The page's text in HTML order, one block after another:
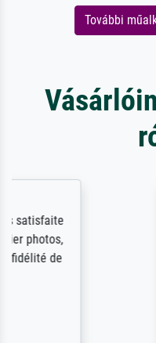
További
ik beoordeel
Door de 69505
scrollen is
stoppen begint
Als er naar een
gevraagd wordt
werken van